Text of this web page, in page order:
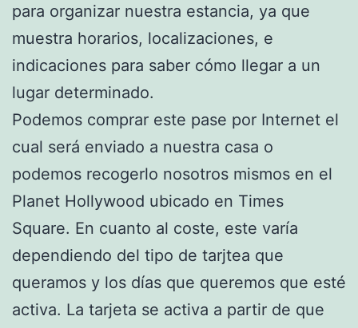
para organizar nuestra estancia, ya que
muestra horarios, localizaciones, e
indicaciones para saber cómo llegar a un
lugar determinado.
Podemos comprar este pase por Internet el
cual será enviado a nuestra casa o
podemos recogerlo nosotros mismos en el
Planet Hollywood ubicado en Times
Square. En cuanto al coste, este varía
dependiendo del tipo de tarjtea que
queramos y los días que queremos que esté
activa. La tarjeta se activa a partir de que